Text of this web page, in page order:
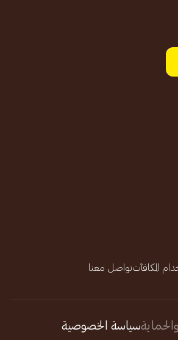
المكافآتتواصل معنا
سياسة الخصوصية